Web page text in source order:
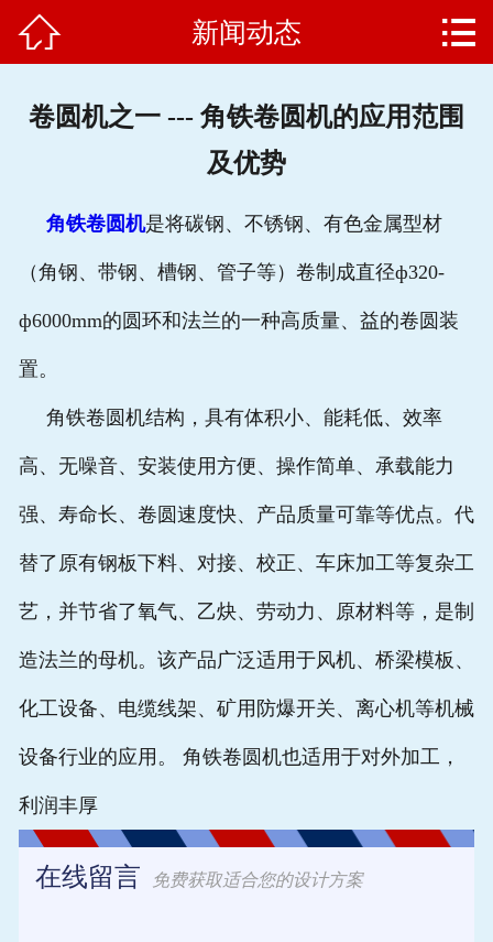
企业文化
联系我们
 新闻动态 
卷圆机之一 --- 角铁卷圆机的应用范围
及优势
角铁卷圆机是将碳钢、不锈钢、有色金属型材
（角钢、带钢、槽钢、管子等）卷制成直径ф320-
ф6000mm的圆环和法兰的一种高质量、益的卷圆装
置。
角铁卷圆机结构，具有体积小、能耗低、效率
高、无噪音、安装使用方便、操作简单、承载能力
强、寿命长、卷圆速度快、产品质量可靠等优点。代
替了原有钢板下料、对接、校正、车床加工等复杂工
艺，并节省了氧气、乙炔、劳动力、原材料等，是制
造法兰的母机。该产品广泛适用于风机、桥梁模板、
化工设备、电缆线架、矿用防爆开关、离心机等机械
设备行业的应用。 角铁卷圆机也适用于对外加工，
利润丰厚
在线留言 免费获取适合您的设计方案